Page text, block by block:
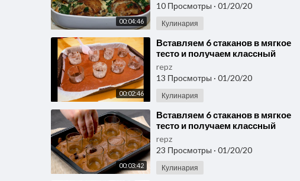
00:04:46
10 Просмотры · 01/20/20
Кулинария
00:02:46
⁣Вставляем 6 стаканов в мягкое
тесто и получаем классный
праздничный десерт
repz
13 Просмотры · 01/20/20
Кулинария
00:03:42
⁣Вставляем 6 стаканов в мягкое
тесто и получаем классный
праздничный десерт.
repz
23 Просмотры · 01/20/20
Кулинария